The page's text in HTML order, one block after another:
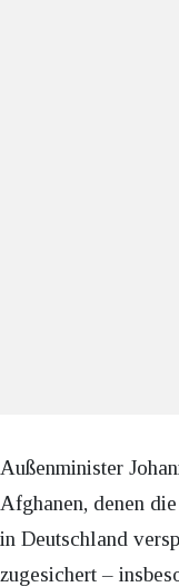
Außenminister
Afghanen, denen
in Deutschland
zugesichert –